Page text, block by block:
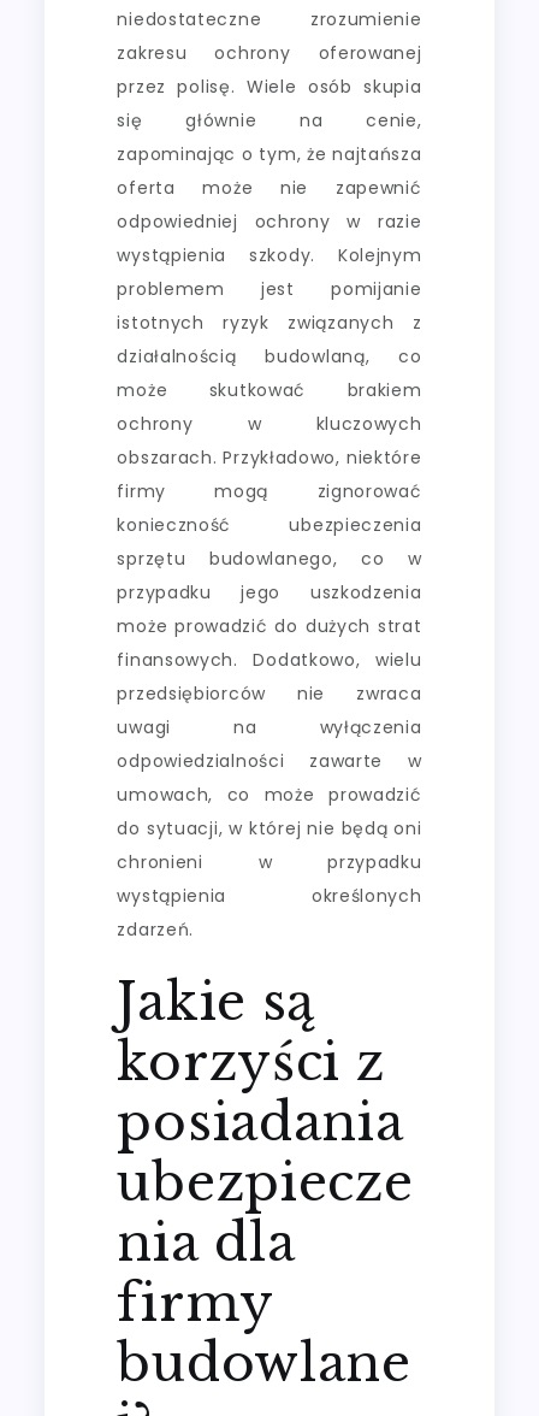
niedostateczne zrozumienie
zakresu ochrony oferowanej
przez polisę. Wiele osób skupia
się głównie na cenie,
zapominając o tym, że najtańsza
oferta może nie zapewnić
odpowiedniej ochrony w razie
wystąpienia szkody. Kolejnym
problemem jest pomijanie
istotnych ryzyk związanych z
działalnością budowlaną, co
może skutkować brakiem
ochrony w kluczowych
obszarach. Przykładowo, niektóre
firmy mogą zignorować
konieczność ubezpieczenia
sprzętu budowlanego, co w
przypadku jego uszkodzenia
może prowadzić do dużych strat
finansowych. Dodatkowo, wielu
przedsiębiorców nie zwraca
uwagi na wyłączenia
odpowiedzialności zawarte w
umowach, co może prowadzić
do sytuacji, w której nie będą oni
chronieni w przypadku
wystąpienia określonych
zdarzeń.
Jakie są
korzyści z
posiadania
ubezpiecze
nia dla
firmy
budowlane